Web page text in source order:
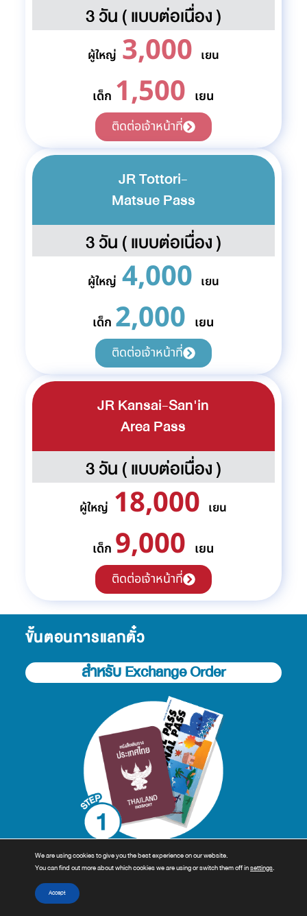
3 วัน ( แบบต่อเนื่อง )
ผู้ใหญ่ 3,000 เยน
เด็ก 1,500 เยน
ติดต่อเจ้าหน้าที่
JR Tottori-
Matsue Pass
3 วัน ( แบบต่อเนื่อง )
ผู้ใหญ่ 4,000 เยน
เด็ก 2,000 เยน
ติดต่อเจ้าหน้าที่
JR Kansai-San'in
Area Pass
3 วัน ( แบบต่อเนื่อง )
ผู้ใหญ่ 18,000 เยน
เด็ก 9,000 เยน
ติดต่อเจ้าหน้าที่
ขั้นตอนการแลกตั๋ว
สำหรับ Exchange Order
เตรียม Passport และ Exchange Order
และทำการแลกเปลี่ยนเป็น JR Pass ของจริง
ที่จุดรับแลกเปลี่ยนพาสใน JR Ticket Office
We are using cookies to give you the best experience on our website.
You can find out more about which cookies we are using or switch them off insettings.
Accept